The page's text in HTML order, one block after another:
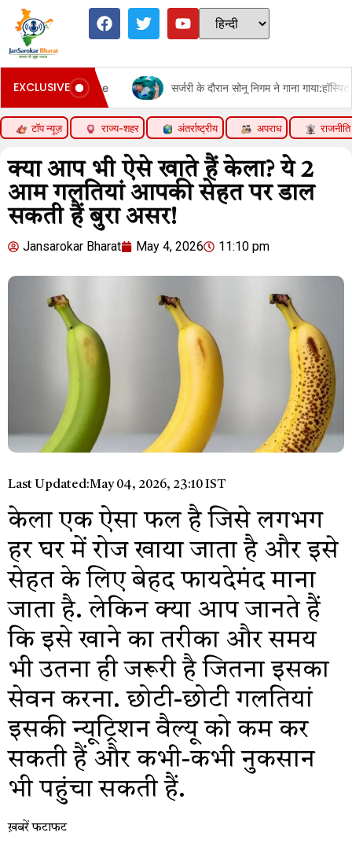
EXCLUSIVE
Hike सर्जरी के दौरान सोनू निगम ने गाना गाया:हॉस्पिटल बेड से शेयर
टॉप न्यूज़ राज्य-शहर अंतर्राष्ट्रीय अपराध राजनीति
क्या आप भी ऐसे खाते हैं केला? ये 2
आम गलतियां आपकी सेहत पर डाल
सकती हैं बुरा असर!
Jansarokar Bharat May 4, 2026 11:10 pm
Last Updated:May 04, 2026, 23:10 IST
केला एक ऐसा फल है जिसे लगभग
हर घर में रोज खाया जाता है और इसे
सेहत के लिए बेहद फायदेमंद माना
जाता है. लेकिन क्या आप जानते हैं
कि इसे खाने का तरीका और समय
भी उतना ही जरूरी है जितना इसका
सेवन करना. छोटी-छोटी गलतियां
इसकी न्यूट्रिशन वैल्यू को कम कर
सकती हैं और कभी-कभी नुकसान
भी पहुंचा सकती हैं.
ख़बरें फटाफट